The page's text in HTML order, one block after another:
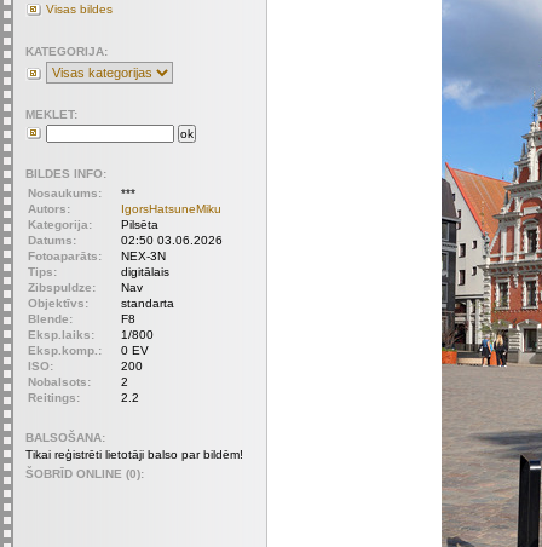
Visas bildes
KATEGORIJA:
MEKLET:
BILDES INFO:
Nosaukums:
***
Autors:
IgorsHatsuneMiku
Kategorija:
Pilsēta
Datums:
02:50 03.06.2026
Fotoaparāts:
NEX-3N
Tips:
digitālais
Zibspuldze:
Nav
Objektīvs:
standarta
Blende:
F8
Eksp.laiks:
1/800
Eksp.komp.:
0 EV
ISO:
200
Nobalsots:
2
Reitings:
2.2
BALSOŠANA:
Tikai reģistrēti lietotāji balso par bildēm!
ŠOBRĪD ONLINE (0):